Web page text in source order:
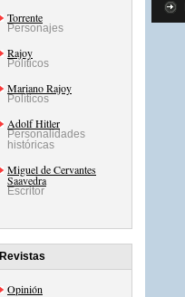
Torrente
Personajes
Rajoy
Políticos
Mariano Rajoy
Políticos
Adolf Hitler
Personalidades
históricas
Miguel de Cervantes
Saavedra
Escritor
Revistas
Opinión